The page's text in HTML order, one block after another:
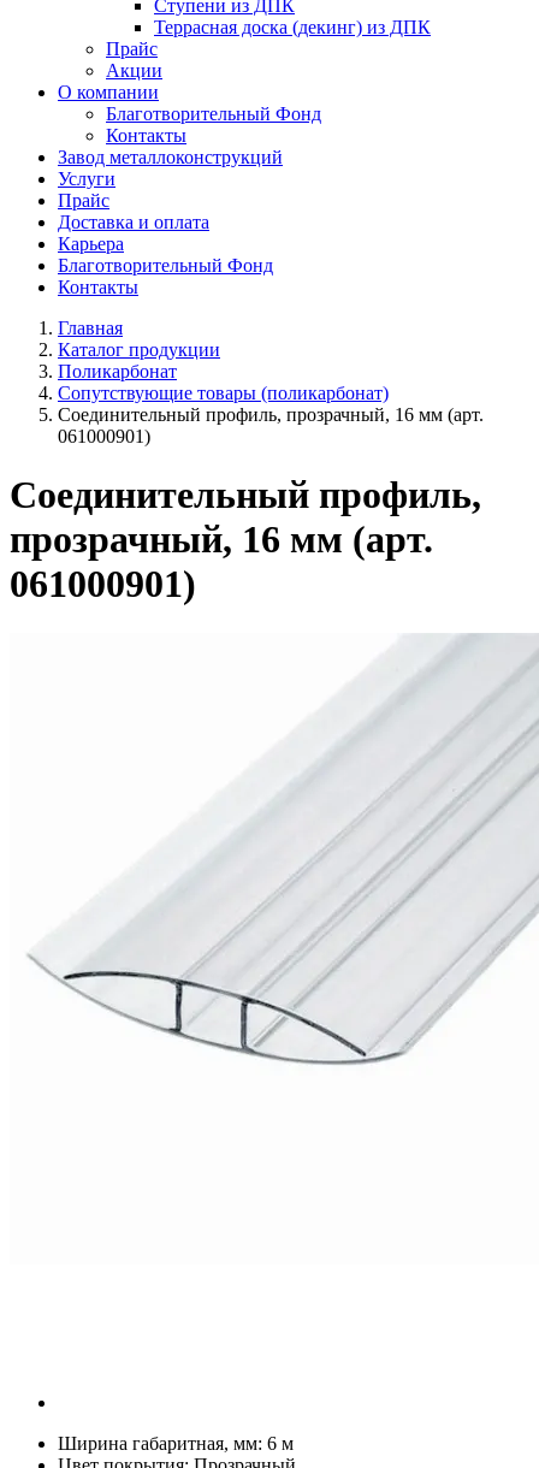
Ступени из ДПК
Террасная доска (декинг) из ДПК
Прайс
Акции
О компании
Благотворительный Фонд
Контакты
Завод металлоконструкций
Услуги
Прайс
Доставка и оплата
Карьера
Благотворительный Фонд
Контакты
Главная
Каталог продукции
Поликарбонат
Сопутствующие товары (поликарбонат)
Соединительный профиль, прозрачный, 16 мм (арт.
061000901)
Соединительный профиль,
прозрачный, 16 мм (арт.
061000901)
Ширина габаритная, мм: 6 м